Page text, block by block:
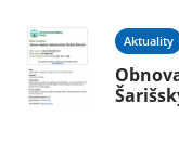
Aktuality